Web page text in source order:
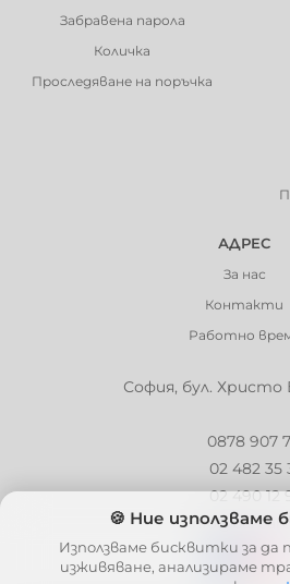
Забравена парола
Количка
Проследяване на поръчка
АДРЕС
За нас
Контакти
Работно
София, бул. Христо
0878 907
02 482 35
02 490 12
🍪 Ние използваме
Използваме бисквитки за
изживяване, анализираме